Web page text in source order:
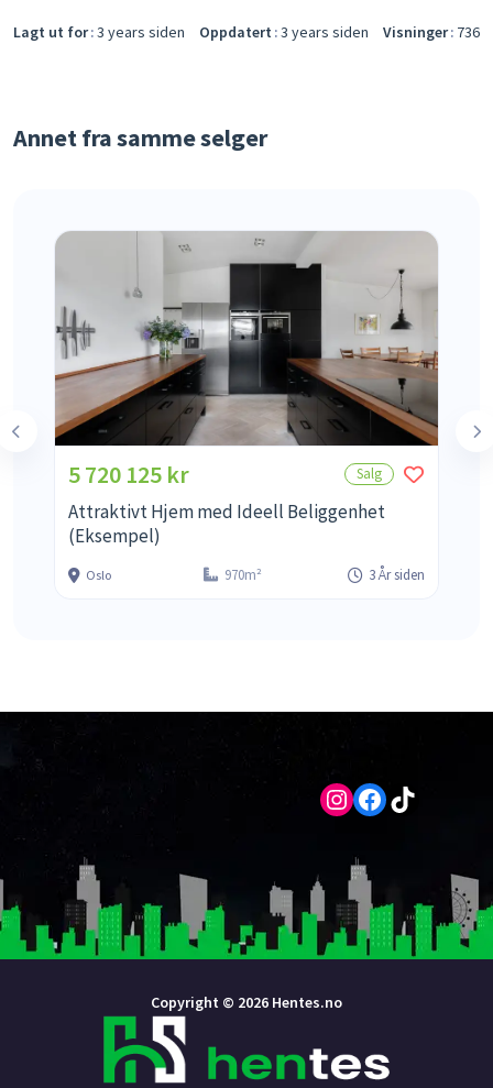
Lagt ut for 3 years siden Oppdatert 3 years siden Visninger 736
Annet fra samme selger
5 720 125 kr Salg
Attraktivt Hjem med Ideell Beliggenhet
(Eksempel)
Oslo 970m² 3 År siden
InstagramFacebook
TikTok
Copyright © 2026 Hentes.no